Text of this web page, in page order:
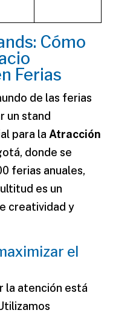
Cómo
Ferias
de las ferias
un stand
para la Atracción
donde se
ferias anuales,
es un
creatividad y
el
la atención está